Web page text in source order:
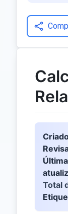
Última
Total